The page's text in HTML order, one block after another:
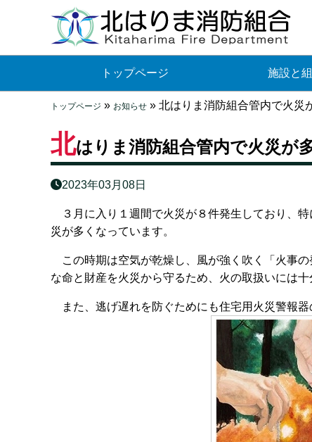
トップページ 施設と
トップページ » お知らせ » 北はりま消防組合管内で火災
北はりま消防組合管内で火災が
2023年03月08日
３月に入り１週間で火災が８件発生しており、
災が多くなっています。
この時期は空気が乾燥し、風が強く吹く「火事
な命と財産を火災から守るため、火の取扱いには十
また、逃げ遅れを防ぐためにも住宅用火災警報器